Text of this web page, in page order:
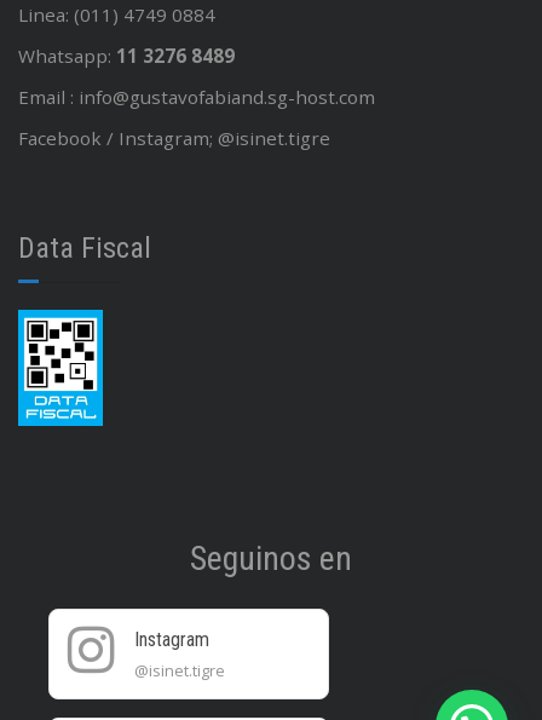
Linea: (011) 4749 0884
Whatsapp: 11 3276 8489
Email : info@gustavofabiand.sg-host.com
Facebook / Instagram; @isinet.tigre
Data Fiscal
Seguinos en
Instagram
@isinet.tigre